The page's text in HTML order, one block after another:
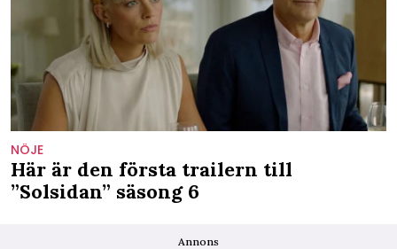
NÖJE
Här är den första trailern till
”Solsidan” säsong 6
Annons